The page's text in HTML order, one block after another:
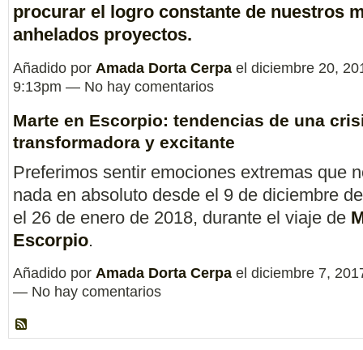
procurar el logro constante de nuestros
anhelados proyectos.
Añadido por Amada Dorta Cerpa el diciembre 20,
9:13pm — No hay comentarios
Marte en Escorpio: tendencias de una
transformadora y excitante
Preferimos sentir emociones extremas que
nada en absoluto desde el 9 de diciembre
el 26 de enero de 2018, durante el viaje de
Escorpio.
Añadido por Amada Dorta Cerpa el diciembre 7,
— No hay comentarios